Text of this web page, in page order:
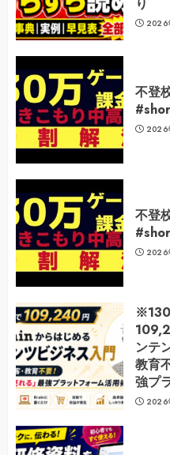
2026
不登
2026
不登
2026
ンテ
教育
強プ
2026